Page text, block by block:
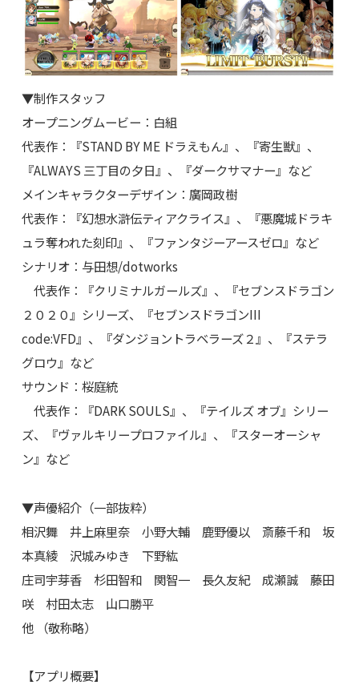
▼制作スタッフ
オープニングムービー：白組
代表作：『STAND BY ME ドラえもん』、『寄生獣』、
『ALWAYS 三丁目の夕日』、『ダークサマナー』など
メインキャラクターデザイン：廣岡政樹
代表作：『幻想水滸伝ティアクライス』、『悪魔城ドラキ
ュラ奪われた刻印』、『ファンタジーアースゼロ』など
シナリオ：与田想/dotworks
代表作：『クリミナルガールズ』、『セブンスドラゴン
２０２０』シリーズ、『セブンスドラゴンIII
code:VFD』、『ダンジョントラベラーズ２』、『ステラ
グロウ』など
サウンド：桜庭統
代表作：『DARK SOULS』、『テイルズ オブ』シリー
ズ、『ヴァルキリープロファイル』、『スターオーシャ
ン』など
▼声優紹介（一部抜粋）
相沢舞 井上麻里奈 小野大輔 鹿野優以 斎藤千和 坂
本真綾 沢城みゆき 下野紘
庄司宇芽香 杉田智和 関智一 長久友紀 成瀬誠 藤田
咲 村田太志 山口勝平
他 （敬称略）
【アプリ概要】